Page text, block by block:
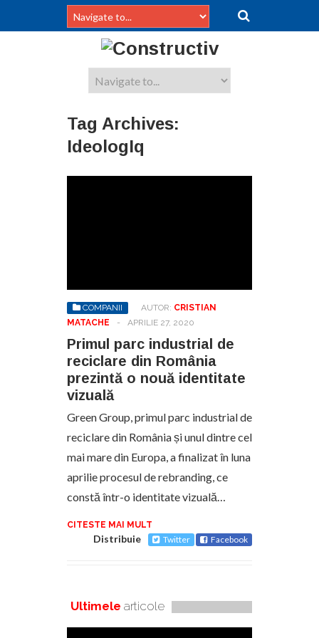
Tag Archives:
IdeologIq
COMPANII AUTOR: CRISTIAN
MATACHE
- APRILIE 27, 2020
Primul parc industrial de
reciclare din România
prezintă o nouă identitate
vizuală
Green Group, primul parc industrial de
reciclare din România și unul dintre cel
mai mare din Europa, a finalizat în luna
aprilie procesul de rebranding, ce
constă într-o identitate vizuală…
CITESTE MAI MULT
Distribuie Twitter Facebook
Ultimele articole